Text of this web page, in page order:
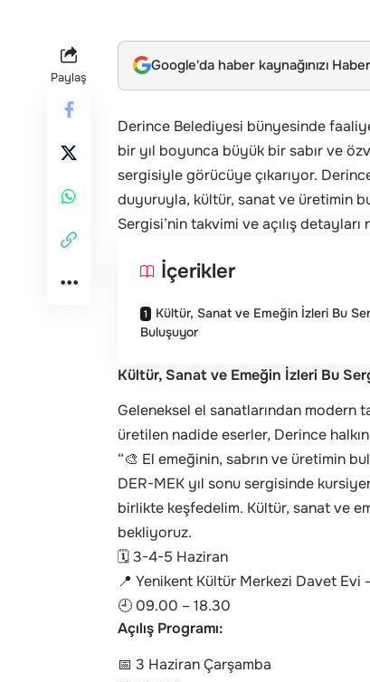
Paylaş
Google'da haber kaynağınızı
Derince Belediyesi bünyesinde
bir yıl boyunca büyük bir sabır ve
sergisiyle görücüye çıkarıyor.
duyuruyla, kültür, sanat ve üretimin
Sergisi’nin takvimi ve açılış detayları
İçerikler
Kültür, Sanat ve Emeğin İzleri Bu
Buluşuyor
Kültür, Sanat ve Emeğin İzleri Bu
Geleneksel el sanatlarından modern
üretilen nadide eserler, Derince
“🎨 El emeğinin, sabrın ve üretimin
DER-MEK yıl sonu sergisinde
birlikte keşfedelim. Kültür, sanat ve
bekliyoruz.
🗓️ 3-4-5 Haziran
📍 Yenikent Kültür Merkezi Davet Evi
🕘 09.00 – 18.30
Açılış Programı:
📅 3 Haziran Çarşamba